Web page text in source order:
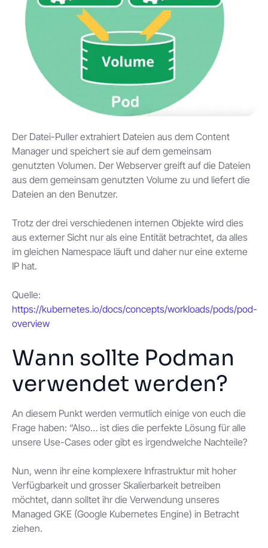
Der Datei-Puller extrahiert Dateien aus dem Content
Manager und speichert sie auf dem gemeinsam
genutzten Volumen. Der Webserver greift auf die Dateien
aus dem gemeinsam genutzten Volume zu und liefert die
Dateien an den Benutzer.
Trotz der drei verschiedenen internen Objekte wird dies
aus externer Sicht nur als eine Entität betrachtet, da alles
im gleichen Namespace läuft und daher nur eine externe
IP hat.
Quelle:
https://kubernetes.io/docs/concepts/workloads/pods/pod-
overview
Wann sollte Podman
verwendet werden?
An diesem Punkt werden vermutlich einige von euch die
Frage haben: “Also… ist dies die perfekte Lösung für alle
unsere Use-Cases oder gibt es irgendwelche Nachteile?
Nun, wenn ihr eine komplexere Infrastruktur mit hoher
Verfügbarkeit und grosser Skalierbarkeit betreiben
möchtet, dann solltet ihr die Verwendung unseres
Managed GKE (Google Kubernetes Engine) in Betracht
ziehen.